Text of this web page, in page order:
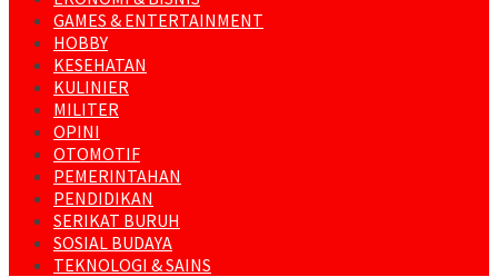
GAMES & ENTERTAINMENT
HOBBY
KESEHATAN
KULINIER
MILITER
OPINI
OTOMOTIF
PEMERINTAHAN
PENDIDIKAN
SERIKAT BURUH
SOSIAL BUDAYA
TEKNOLOGI & SAINS